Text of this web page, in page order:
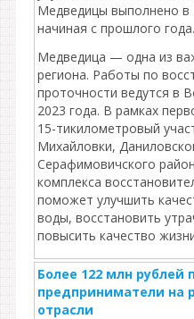
Медведицы выполнено в
начиная с прошлого года.
Медведица — одна из
региона. Работы по
проточности ведутся в
2023 года. В рамках
15-тикилометровый
Михайловки,
Серафимовичского
комплекса
поможет улучшить
воды, восстановить
повысить качество
Более 122 млн рублей
предприниматели на
отрасли